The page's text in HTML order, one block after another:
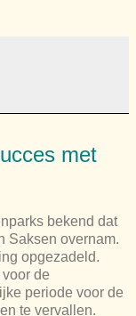
met
bekend dat
Saksen overnam.
opgezadeld.
de
periode voor de
te vervallen.